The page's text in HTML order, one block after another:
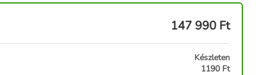
147 990 Ft
Készleten
1190 Ft